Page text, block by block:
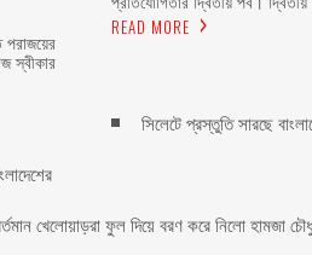
পরাজয়ের
স্বীকার
READ MORE
সিলেটে প্রস্তুতি সারছে
খেলোয়াড়রা ফুল দিয়ে বরণ করে নিলো হামজা